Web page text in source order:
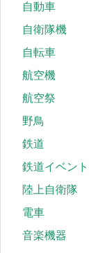
自動車
自衛隊機
自転車
航空機
航空祭
野鳥
鉄道
鉄道イベント
陸上自衛隊
電車
音楽機器